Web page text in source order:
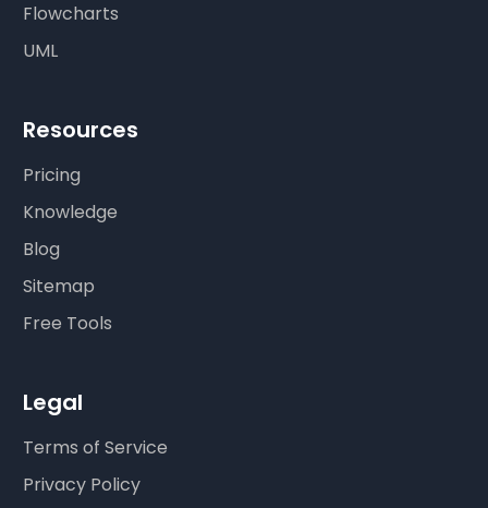
Flowcharts
UML
Resources
Pricing
Knowledge
Blog
Sitemap
Free Tools
Legal
Terms of Service
Privacy Policy